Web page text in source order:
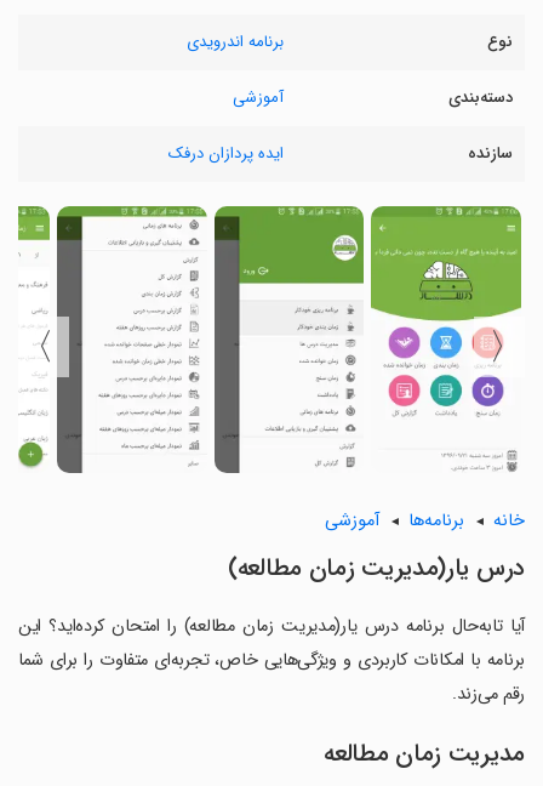
نوع برنامه اندرویدی
دسته‌بندی آموزشی
سازنده ایده پردازان درفک
〈
〉
خانه برنامه‌ها آموزشی
درس یار(مدیریت زمان مطالعه)
آیا تابه‌حال برنامه درس یار(مدیریت زمان مطالعه) را امتحان کرده‌اید؟ این
برنامه با امکانات کاربردی و ویژگی‌هایی خاص، تجربه‌ای متفاوت را برای شما
رقم می‌زند.
مدیریت زمان مطالعه